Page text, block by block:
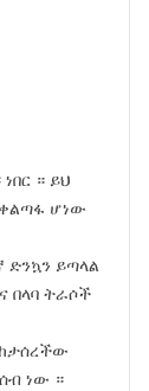
። ይህ
ሆነው
ድንኳን ይጣላል
በላባ ትራሶች
ነው ።